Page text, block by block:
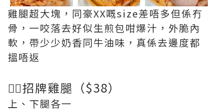
雞腿超大塊，同豪XX嘅size差唔多但係冇
骨，一咬落去好似生煎包咁爆汁，外脆內
軟，帶少少奶香同牛油味，真係去邊度都
搵唔返
👉🏻招牌雞腿（$38）
上、下腿各一